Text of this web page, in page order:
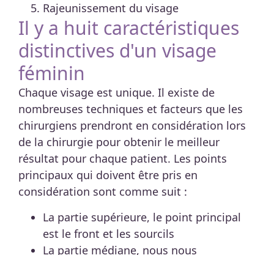
Rajeunissement du visage
Il y a huit caractéristiques
distinctives d'un visage
féminin
Chaque visage est unique. Il existe de
nombreuses techniques et facteurs que les
chirurgiens prendront en considération lors
de la chirurgie pour obtenir le meilleur
résultat pour chaque patient. Les points
principaux qui doivent être pris en
considération sont comme suit :
La partie supérieure, le point principal
est le front et les sourcils
La partie médiane, nous nous